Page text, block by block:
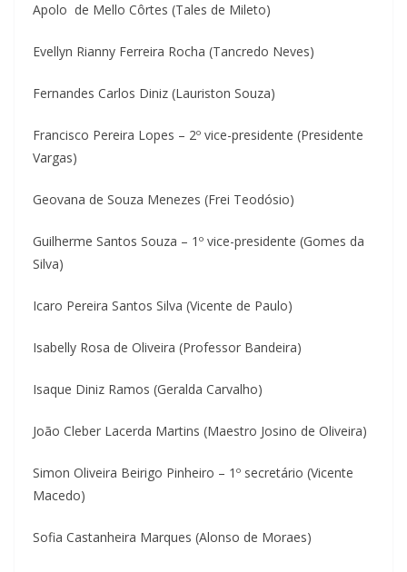
Apolo de Mello Côrtes (Tales de Mileto)
Evellyn Rianny Ferreira Rocha (Tancredo Neves)
Fernandes Carlos Diniz (Lauriston Souza)
Francisco Pereira Lopes – 2º vice-presidente (Presidente
Vargas)
Geovana de Souza Menezes (Frei Teodósio)
Guilherme Santos Souza – 1º vice-presidente (Gomes da
Silva)
Icaro Pereira Santos Silva (Vicente de Paulo)
Isabelly Rosa de Oliveira (Professor Bandeira)
Isaque Diniz Ramos (Geralda Carvalho)
João Cleber Lacerda Martins (Maestro Josino de Oliveira)
Simon Oliveira Beirigo Pinheiro – 1º secretário (Vicente
Macedo)
Sofia Castanheira Marques (Alonso de Moraes)